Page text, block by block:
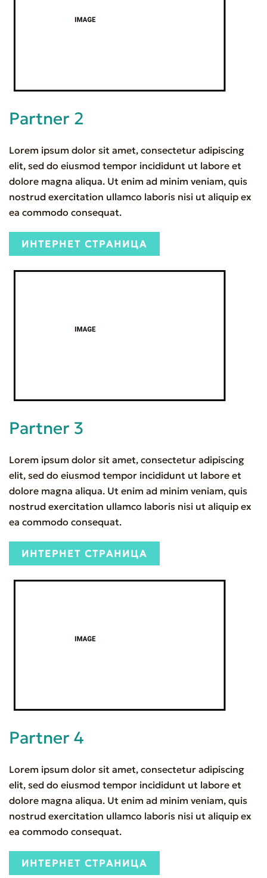
Partner 2
Lorem ipsum dolor sit amet, consectetur adipiscing
elit, sed do eiusmod tempor incididunt ut labore et
dolore magna aliqua. Ut enim ad minim veniam, quis
nostrud exercitation ullamco laboris nisi ut aliquip ex
ea commodo consequat.
ИНТЕРНЕТ СТРАНИЦА
Partner 3
Lorem ipsum dolor sit amet, consectetur adipiscing
elit, sed do eiusmod tempor incididunt ut labore et
dolore magna aliqua. Ut enim ad minim veniam, quis
nostrud exercitation ullamco laboris nisi ut aliquip ex
ea commodo consequat.
ИНТЕРНЕТ СТРАНИЦА
Partner 4
Lorem ipsum dolor sit amet, consectetur adipiscing
elit, sed do eiusmod tempor incididunt ut labore et
dolore magna aliqua. Ut enim ad minim veniam, quis
nostrud exercitation ullamco laboris nisi ut aliquip ex
ea commodo consequat.
ИНТЕРНЕТ СТРАНИЦА